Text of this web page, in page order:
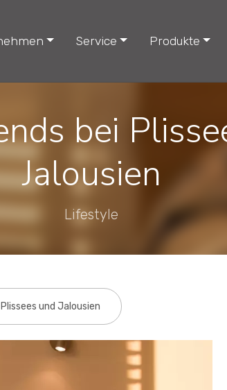
Service Produkte
bei
Jalousien
Lifestyle
und Jalousien